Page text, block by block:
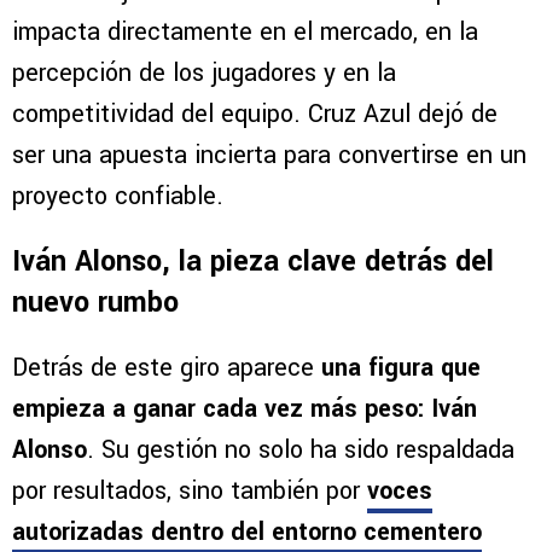
impacta directamente en el mercado, en la
percepción de los jugadores y en la
competitividad del equipo. Cruz Azul dejó de
ser una apuesta incierta para convertirse en un
proyecto confiable.
Iván Alonso, la pieza clave detrás del
nuevo rumbo
Detrás de este giro aparece una figura que
empieza a ganar cada vez más peso: Iván
Alonso. Su gestión no solo ha sido respaldada
por resultados, sino también porvoces
autorizadas dentro del entorno cementero